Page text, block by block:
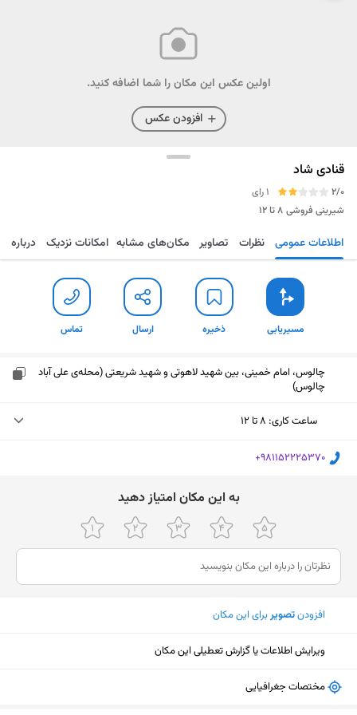
اولین عکس این مکان را شما اضافه کنید.
افزودن عکس
قنادی شاد
2/0
1 رای
شیرینی فروشی ۸ تا ۱۲
مسیریابی ذخیره ارسال تماس اطلاعات عمومی نظرات تصاویر مکان‌های مشابه امکانات نزدیک درباره
مسیریابی ذخیره ارسال تماس
چالوس، امام خمینی، بین شهید لاهوتی و شهید شریعتی (محله‌ی علی آباد
چالوس)
ساعت کاری: ۸ تا ۱۲
شنبه (امروز)
سه‌شنبه
۸ تا ۱۲
چهارشنبه
۸ تا ۱۲
پنجشنبه
جمعه
‎+981152225370
ﺑﻪ اﯾﻦ ﻣﮑﺎن اﻣﺘﯿﺎز دﻫﯿﺪ
افزودنتصویربرای این مکان
ویرایش اطلاعات یا گزارش تعطیلی این مکان
مختصات جغرافیایی